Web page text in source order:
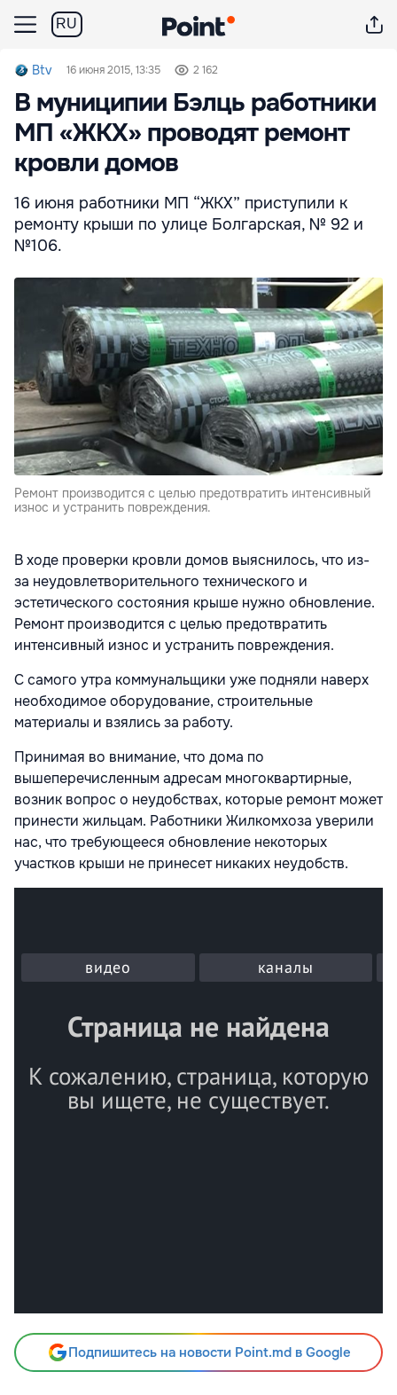
RU
Btv 16 июня 2015, 13:35 2 162
В муниципии Бэлць работники
МП «ЖКХ» проводят ремонт
кровли домов
16 июня работники МП “ЖКХ” приступили к
ремонту крыши по улице Болгарская, № 92 и
№106.
Ремонт производится с целью предотвратить интенсивный
износ и устранить повреждения.
В ходе проверки кровли домов выяснилось, что из-
за неудовлетворительного технического и
эстетического состояния крыше нужно обновление.
Ремонт производится с целью предотвратить
интенсивный износ и устранить повреждения.
С самого утра коммунальщики уже подняли наверх
необходимое оборудование, строительные
материалы и взялись за работу.
Принимая во внимание, что дома по
вышеперечисленным адресам многоквартирные,
возник вопрос о неудобствах, которые ремонт может
принести жильцам. Работники Жилкомхоза уверили
нас, что требующееся обновление некоторых
участков крыши не принесет никаких неудобств.
Подпишитесь на новости Point.md в Google